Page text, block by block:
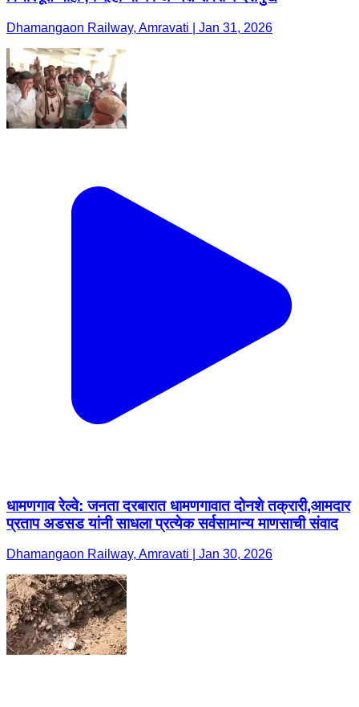
Dhamangaon Railway, Amravati | Jan 31, 2026
धामणगाव रेल्वे: जनता दरबारात धामणगावात दोनशे तक्रारी,आमदार
प्रताप अडसड यांनी साधला प्रत्येक सर्वसामान्य माणसाची संवाद
Dhamangaon Railway, Amravati | Jan 30, 2026